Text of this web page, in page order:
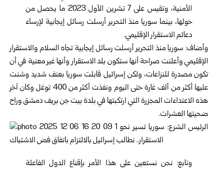
الأمنية، وتقيس على 7 تشرين الأول 2023 ما يحصل من
حولها، بينما سوريا منذ التحرير أرسلت رسائل إيجابية لإرساء
دعائم الاستقرار الإقليمي.
وأضاف: سوريا منذ التحرير أرسلت رسائل إيجابية تجاه السلام والاستقرار
الإقليمي وأعلنت صراحة أنها ستكون بلد الاستقرار وأنها غير معنية في أن
تكون مصدرة للنزاعات، ولكن إسرائيل قابلت سوريا بعنف شديد وشنت
عليها أكثر من ألف غارة حتى اليوم ونفذت أكثر من 400 توغل وكان آخر
هذه الاعتداءات المجزرة التي ارتكبتها في بلدة بيت جن بريف دمشق وراح
ضحيتها العشرات.
وتابع: نحن نستعين على هذا الأمر بإقناع الدول الفاعلة